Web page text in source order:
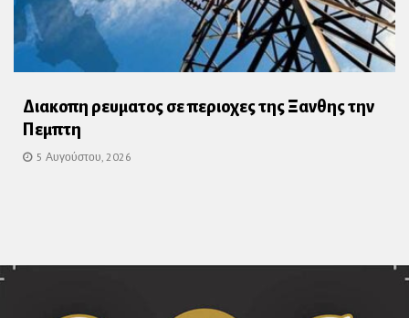
Διακοπη ρευματος σε περιοχες της Ξανθης την
Πεμπτη
5 Αυγούστου, 2026